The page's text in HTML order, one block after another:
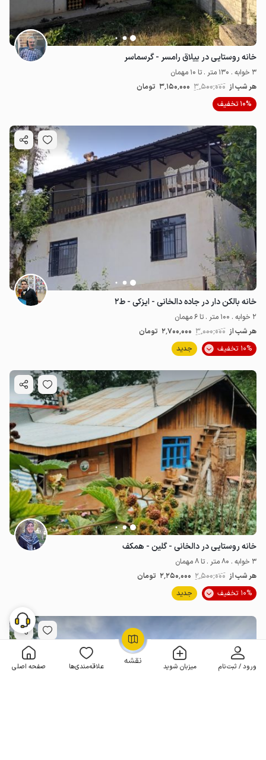
نقشه ورود / ثبت‌نام میزبان شوید علاقه‌مندی‌ها صفحه اصلی
OpenStreetMap
خانه روستایی در ییلاق رامسر - گرسماسر
3 خوابه . 130 متر . تا 10 مهمان
هر شب از 3٬500٬000 3٬150٬000 تومان
10% تخفیف
خانه بالکن دار در جاده دالخانی - ایزکی - ط۲
2 خوابه . 100 متر . تا 6 مهمان
هر شب از 3٬000٬000 2٬700٬000 تومان
10% تخفیف
جدید
خانه روستایی در دالخانی - گلین - همکف
3 خوابه . 80 متر . تا 8 مهمان
هر شب از 2٬500٬000 2٬250٬000 تومان
10% تخفیف
جدید